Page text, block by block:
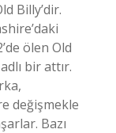
Billy’dir.
ölen Old
bir attır.
değişmekle
Bazı